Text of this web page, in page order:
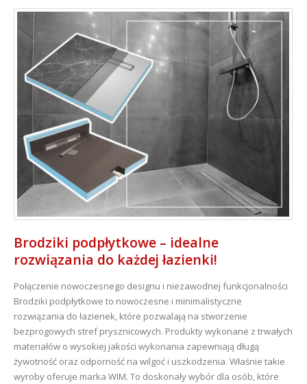
Brodziki podpłytkowe – idealne
rozwiązania do każdej łazienki!
Połączenie nowoczesnego designu i niezawodnej funkcjonalności
Brodziki podpłytkowe to nowoczesne i minimalistyczne
rozwiązania do łazienek, które pozwalają na stworzenie
bezprogowych stref prysznicowych. Produkty wykonane z trwałych
materiałów o wysokiej jakości wykonania zapewniają długą
żywotność oraz odporność na wilgoć i uszkodzenia. Właśnie takie
wyroby oferuje marka WIM. To doskonały wybór dla osób, które